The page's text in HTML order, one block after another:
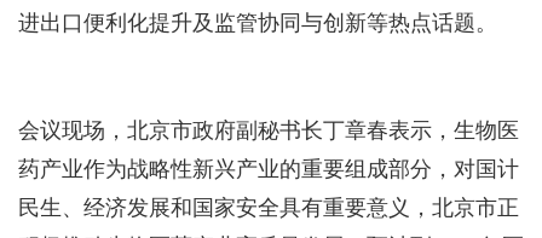
进出口便利化提升及监管协同与创新等热点话题。
会议现场，北京市政府副秘书长丁章春表示，生物医
药产业作为战略性新兴产业的重要组成部分，对国计
民生、经济发展和国家安全具有重要意义，北京市正